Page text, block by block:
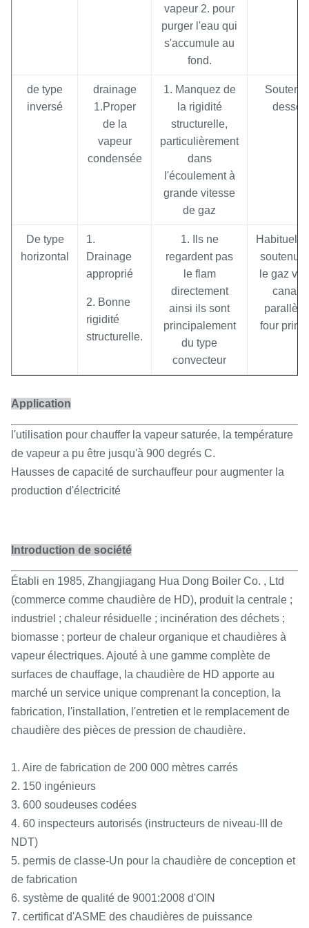
vapeur 2. pour
purger l'eau qui
s'accumule au
fond.
de type
inversé
drainage
1.Proper
de la
vapeur
condensée
1. Manquez de
la rigidité
structurelle,
particulièrement
dans
l'écoulement à
grande vitesse
de gaz
Soutenu
De type
horizontal
1.
Drainage
approprié
2. Bonne
rigidité
structurelle.
1. Ils ne
regardent pas
le flam
directement
ainsi ils sont
principalement
du type
convecteur
soutenu
le gaz
parallèle
four
Application
l'utilisation pour chauffer la vapeur saturée, la température
de vapeur a pu être jusqu'à 900 degrés C.
Hausses de capacité de surchauffeur pour augmenter la
production d'électricité
Introduction de société
Établi en 1985, Zhangjiagang Hua Dong Boiler Co. , Ltd
(commerce comme chaudière de HD), produit la centrale ;
industriel ; chaleur résiduelle ; incinération des déchets ;
biomasse ; porteur de chaleur organique et chaudières à
vapeur électriques. Ajouté à une gamme complète de
surfaces de chauffage, la chaudière de HD apporte au
marché un service unique comprenant la conception, la
fabrication, l'installation, l'entretien et le remplacement de
chaudière des pièces de pression de chaudière.
1. Aire de fabrication de 200 000 mètres carrés
2. 150 ingénieurs
3. 600 soudeuses codées
4. 60 inspecteurs autorisés (instructeurs de niveau-III de
NDT)
5. permis de classe-Un pour la chaudière de conception et
de fabrication
6. système de qualité de 9001:2008 d'OIN
7. certificat d'ASME des chaudières de puissance